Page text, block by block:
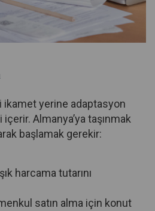
yerine adaptasyon
Almanya’ya taşınmak
başlamak gerekir:
harcama tutarını
satın alma için konut